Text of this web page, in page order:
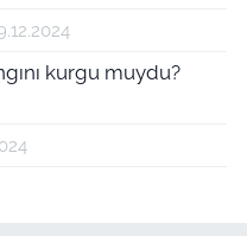
kurgu muydu?